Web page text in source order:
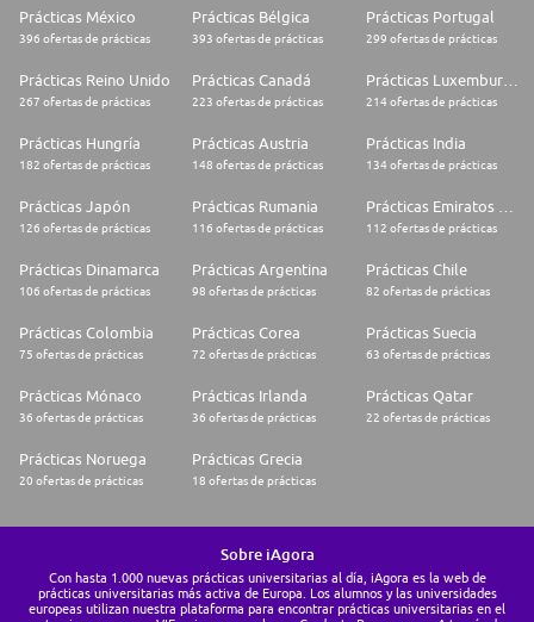
Prácticas México
396 ofertas de prácticas
Prácticas Bélgica
393 ofertas de prácticas
Prácticas Portugal
299 ofertas de prácticas
Prácticas Reino Unido
267 ofertas de prácticas
Prácticas Canadá
223 ofertas de prácticas
Prácticas Luxemburgo
214 ofertas de prácticas
Prácticas Hungría
182 ofertas de prácticas
Prácticas Austria
148 ofertas de prácticas
Prácticas India
134 ofertas de prácticas
Prácticas Japón
126 ofertas de prácticas
Prácticas Rumania
116 ofertas de prácticas 112 ofertas de prácticas
Prácticas Dinamarca
106 ofertas de prácticas
Prácticas Argentina
98 ofertas de prácticas
Prácticas Chile
82 ofertas de prácticas
Prácticas Colombia
75 ofertas de prácticas
Prácticas Corea
72 ofertas de prácticas
Prácticas Suecia
63 ofertas de prácticas
Prácticas Mónaco
36 ofertas de prácticas
Prácticas Irlanda
36 ofertas de prácticas
Prácticas Qatar
22 ofertas de prácticas
Prácticas Noruega
20 ofertas de prácticas
Prácticas Grecia
18 ofertas de prácticas
Sobre iAgora
Con hasta 1.000 nuevas prácticas universitarias al día, iAgora es la web de
prácticas universitarias más activa de Europa. Los alumnos y las universidades
europeas utilizan nuestra plataforma para encontrar prácticas universitarias en el